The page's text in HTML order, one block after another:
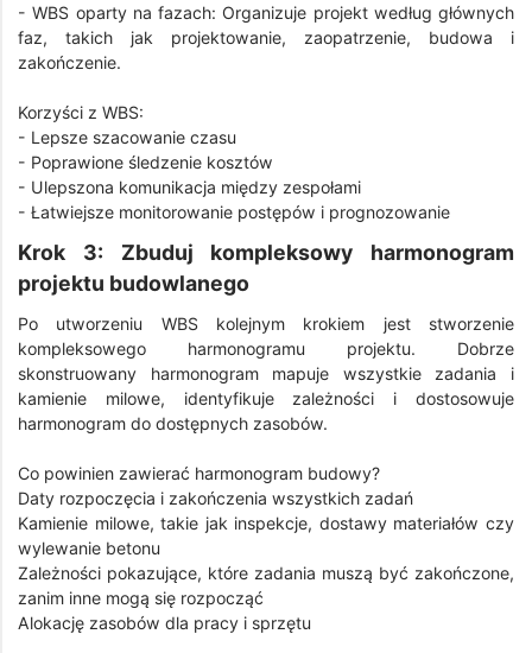
- WBS oparty na fazach: Organizuje projekt według głównych
faz, takich jak projektowanie, zaopatrzenie, budowa i
zakończenie.
Korzyści z WBS:
- Lepsze szacowanie czasu
- Poprawione śledzenie kosztów
- Ulepszona komunikacja między zespołami
- Łatwiejsze monitorowanie postępów i prognozowanie
Krok 3: Zbuduj kompleksowy harmonogram
projektu budowlanego
Po utworzeniu WBS kolejnym krokiem jest stworzenie
kompleksowego harmonogramu projektu. Dobrze
skonstruowany harmonogram mapuje wszystkie zadania i
kamienie milowe, identyfikuje zależności i dostosowuje
harmonogram do dostępnych zasobów.
Co powinien zawierać harmonogram budowy?
Daty rozpoczęcia i zakończenia wszystkich zadań
Kamienie milowe, takie jak inspekcje, dostawy materiałów czy
wylewanie betonu
Zależności pokazujące, które zadania muszą być zakończone,
zanim inne mogą się rozpocząć
Alokację zasobów dla pracy i sprzętu